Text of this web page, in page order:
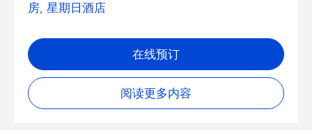
房, 星期日酒店
在线预订
阅读更多内容